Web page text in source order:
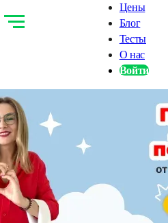
Цены
Блог
Тесты
О нас
Войти